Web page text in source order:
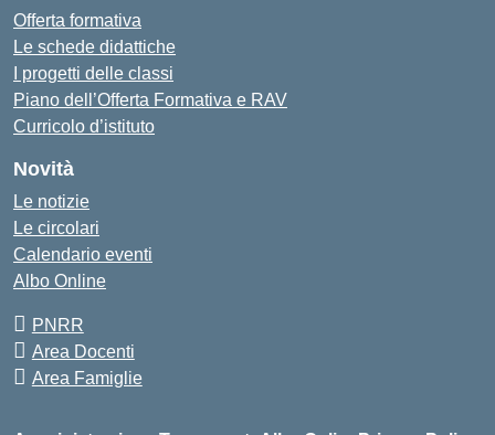
Offerta formativa
Le schede didattiche
I progetti delle classi
Piano dell’Offerta Formativa e RAV
Curricolo d’istituto
Novità
Le notizie
Le circolari
Calendario eventi
Albo Online
PNRR
Area Docenti
Area Famiglie